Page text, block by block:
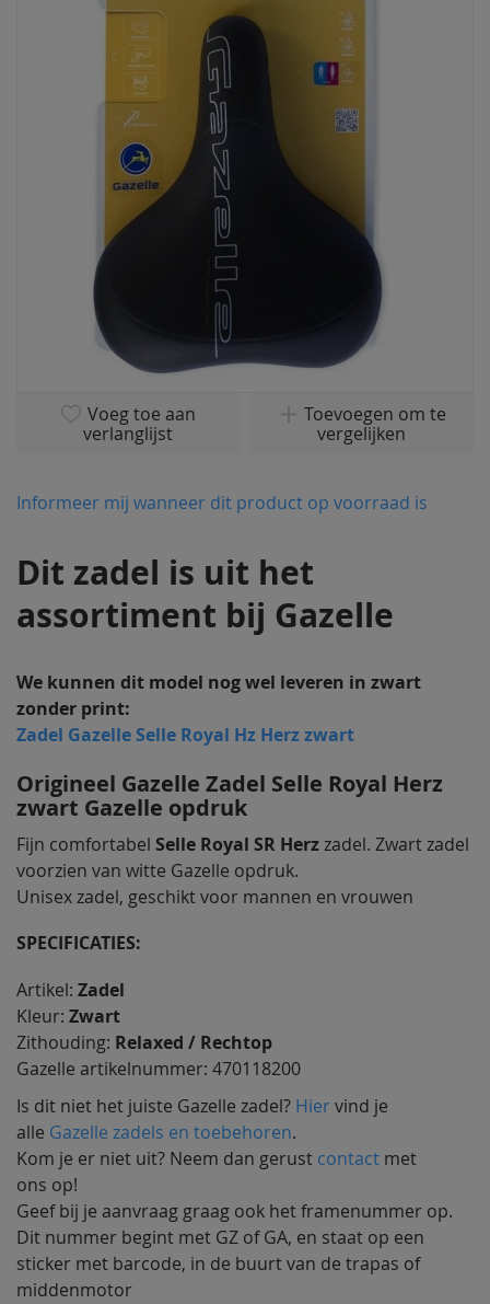
van
gallerij
Voeg toe aan
verlanglijst
Toevoegen om te
vergelijken
Informeer mij wanneer dit product op voorraad is
Dit zadel is uit het
assortiment bij Gazelle
We kunnen dit model nog wel leveren in zwart
zonder print:
Zadel Gazelle Selle Royal Hz Herz zwart
Origineel Gazelle Zadel Selle Royal Herz
zwart Gazelle opdruk
Fijn comfortabel Selle Royal SR Herzzadel. Zwart zadel
voorzien van witte Gazelle opdruk.
Unisex zadel, geschikt voor mannen en vrouwen
SPECIFICATIES:
Artikel: Zadel
Kleur: Zwart
Zithouding: Relaxed / Rechtop
Gazelle artikelnummer: 470118200
Is dit niet het juiste Gazelle zadel? Hier vind je
alle Gazelle zadels en toebehoren.
Kom je er niet uit? Neem dan gerust contact met
ons op!
Geef bij je aanvraag graag ook het framenummer op.
Dit nummer begint met GZ of GA, en staat op een
sticker met barcode, in de buurt van de trapas of
middenmotor